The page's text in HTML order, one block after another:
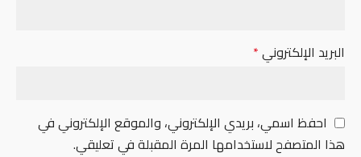
البريد الإلكتروني*
احفظ اسمي، بريدي الإلكتروني، والموقع الإلكتروني في
هذا المتصفح لاستخدامها المرة المقبلة في تعليقي.